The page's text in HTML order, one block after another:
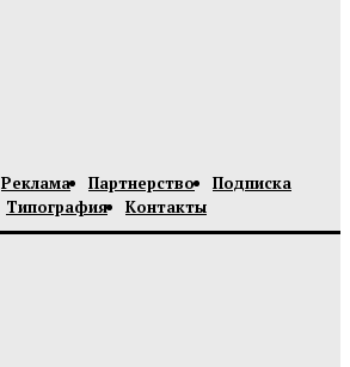
Реклама Партнерство
Подписка
Типография
Контакты